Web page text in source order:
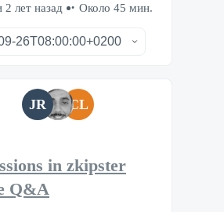
2 лет назад Около 45 мин.
JR CL
in zkipster
Q&A